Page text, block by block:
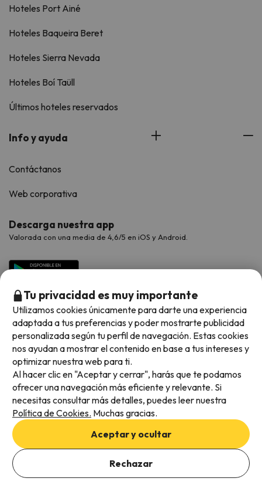
Añade las fechas para comprobar la disponibilidad
Añadir fechas
Hoteles Port Ainé
Hoteles Baqueira Beret
Hoteles Sierra Nevada
Hoteles Boí Taüll
Últimos hoteles reservados
Info y ayuda
Contáctanos
Web corporativa
Descarga nuestra app
Valorada con una media de 4,6/5 en iOS y Android.
Métodos de pago disponibles
Condiciones generales
Privacidad de datos
Política de cookies
Tu privacidad es muy importante
Utilizamos cookies únicamente para darte una experiencia
adaptada a tus preferencias y poder mostrarte publicidad
personalizada según tu perfil de navegación. Estas cookies
nos ayudan a mostrar el contenido en base a tus intereses y
optimizar nuestra web para ti.
Al hacer clic en "Aceptar y cerrar", harás que te podamos
ofrecer una navegación más eficiente y relevante. Si
necesitas consultar más detalles, puedes leer nuestra
Política de Cookies. Muchas gracias.
Aceptar y ocultar
Rechazar